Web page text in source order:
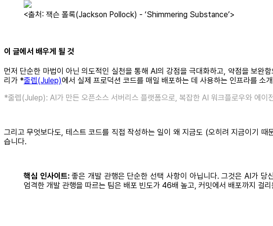
<출처: 잭슨 폴록(Jackson Pollock) - ‘Shimmering Substance’>
이 글에서 배우게 될 것
먼저 단순한 마법이 아닌 의도적인 실천을 통해 AI의 강점을 극대화하고, 약점을 보
리가 *줄렙(Julep)에서 실제 프로덕션 코드를 매일 배포하는 데 사용하는 인프라를
*줄렙(Julep): AI가 만든 오픈소스 서버리스 플랫폼으로, 복잡한 AI 워크플로우와 에이
그리고 무엇보다도, 테스트 코드를 직접 작성하는 일이 왜 지금도 (오히려 지금이기
습니다.
핵심 인사이트:좋은 개발 관행은 단순한 선택 사항이 아닙니다. 그것은 AI가 당
엄격한 개발 관행을 따르는 팀은 배포 빈도가 46배 높고, 커밋에서 배포까지 걸